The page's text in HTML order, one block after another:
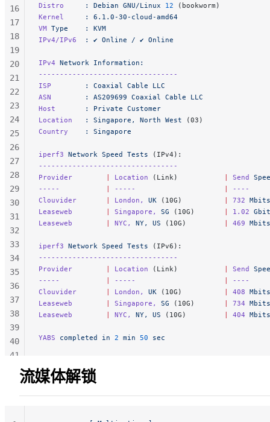
Distro
     :
Debian GNU/Linux 12 (bookworm)
Kernel
     :
6.1.0-30-cloud-amd64
VM Type
    :
KVM
IPv4/IPv6
  :
✔ Online / ✔ Online
IPv4 Network Information:
---------------------------------
ISP
        :
Coaxial Cable LLC
ASN
        :
AS209699 Coaxial Cable LLC
Host
       :
Private Customer
Location
   :
Singapore, North West (03)
Country
    :
Singapore
iperf3 Network Speed Tests (IPv4):
---------------------------------
Provider
        |
Location (Link) | Send
-----
           |
-----
                     |
----
Clouvider
       |
London, UK (10G) | 732
Leaseweb
        |
Singapore, SG (10G) | 1.02
Leaseweb
        |
NYC, NY, US (10G) | 469
iperf3 Network Speed Tests (IPv6):
---------------------------------
Provider
        |
Location (Link) | Send
-----
           |
-----
                     |
----
Clouvider
       |
London, UK (10G) | 408
Leaseweb
        |
Singapore, SG (10G) | 734
Leaseweb
        |
NYC, NY, US (10G) | 404
YABS completed in 2 min 50 sec
16
17
18
19
20
21
22
23
24
25
26
27
28
29
30
31
32
33
34
35
36
37
38
39
40
41
流媒体解锁